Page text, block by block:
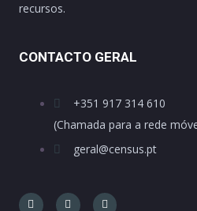
recursos.
CONTACTO GERAL
+351 917 314 610
(Chamada para a rede
geral@census.pt